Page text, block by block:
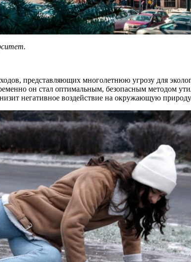
представляющих многолетнюю угрозу для
он стал оптимальным, безопасным методом
негативное воздействие на окружающую